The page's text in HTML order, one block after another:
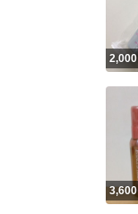
2,000
3,600